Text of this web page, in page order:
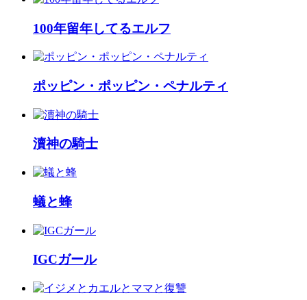
100年留年してるエルフ
ポッピン・ポッピン・ペナルティ
瀆神の騎士
蟻と蜂
IGCガール